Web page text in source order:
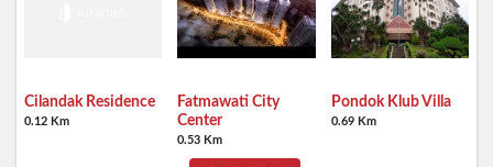
Cilandak Residence
0.12 Km
Fatmawati City
Center
0.53 Km
Pondok Klub Villa
0.69 Km